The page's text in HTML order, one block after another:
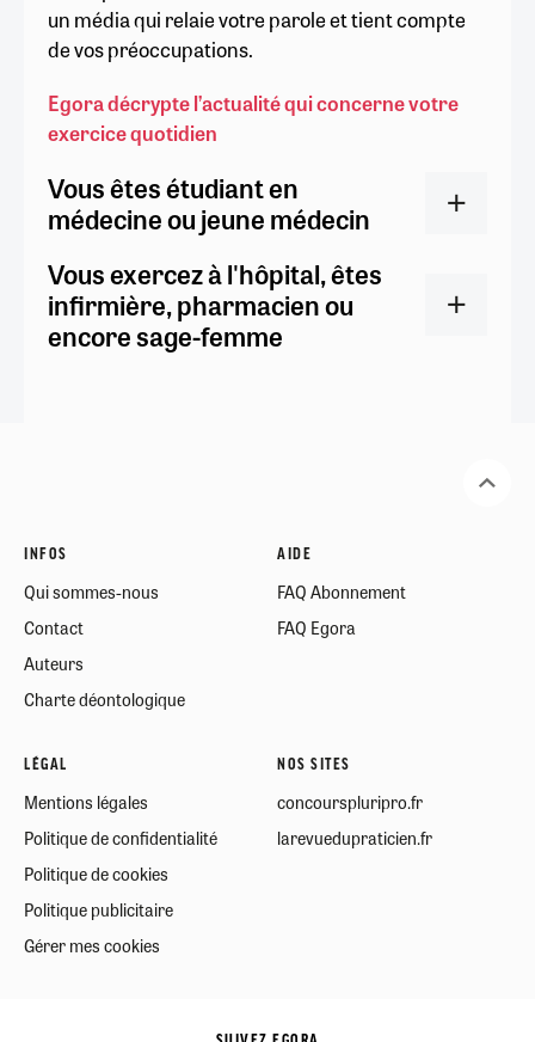
un média qui relaie votre parole et tient compte
de vos préoccupations.
Egora décrypte l’actualité qui concerne votre
exercice quotidien
Vous êtes étudiant en
médecine ou jeune médecin
Vous exercez à l'hôpital, êtes
infirmière, pharmacien ou
encore sage-femme
INFOS
Qui sommes-nous
Contact
Auteurs
Charte déontologique
AIDE
FAQ Abonnement
FAQ Egora
LÉGAL
Mentions légales
Politique de confidentialité
Politique de cookies
Politique publicitaire
Gérer mes cookies
NOS SITES
concourspluripro.fr
larevuedupraticien.fr